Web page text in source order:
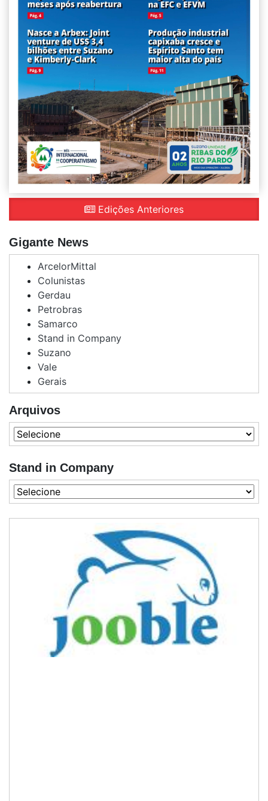
Edições Anteriores
Gigante News
ArcelorMittal
Colunistas
Gerdau
Petrobras
Samarco
Stand in Company
Suzano
Vale
Gerais
Arquivos
Stand in Company